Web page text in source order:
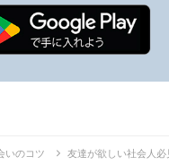
いのコツ 友達が欲しい社会人